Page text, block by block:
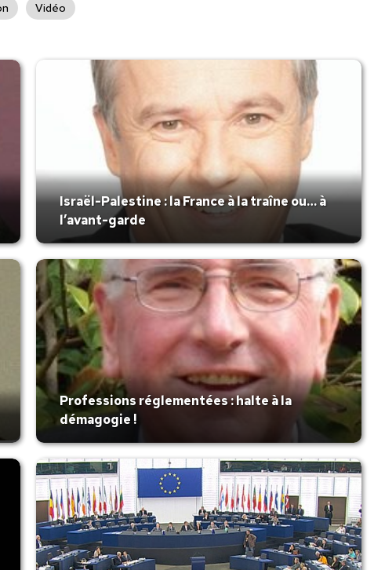
Vidéo
Israël-Palestine : la France à la traîne ou… à
l’avant-garde
Professions réglementées : halte à la
démagogie !